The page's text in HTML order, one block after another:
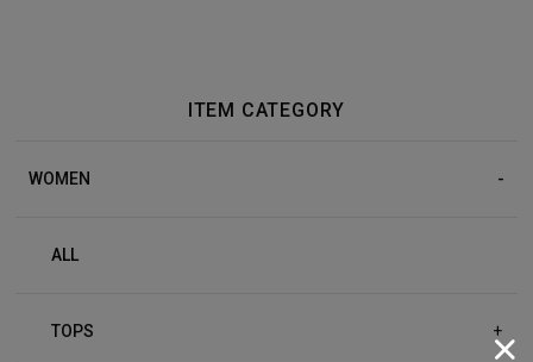
ITEM CATEGORY
WOMEN
ALL
TOPS +